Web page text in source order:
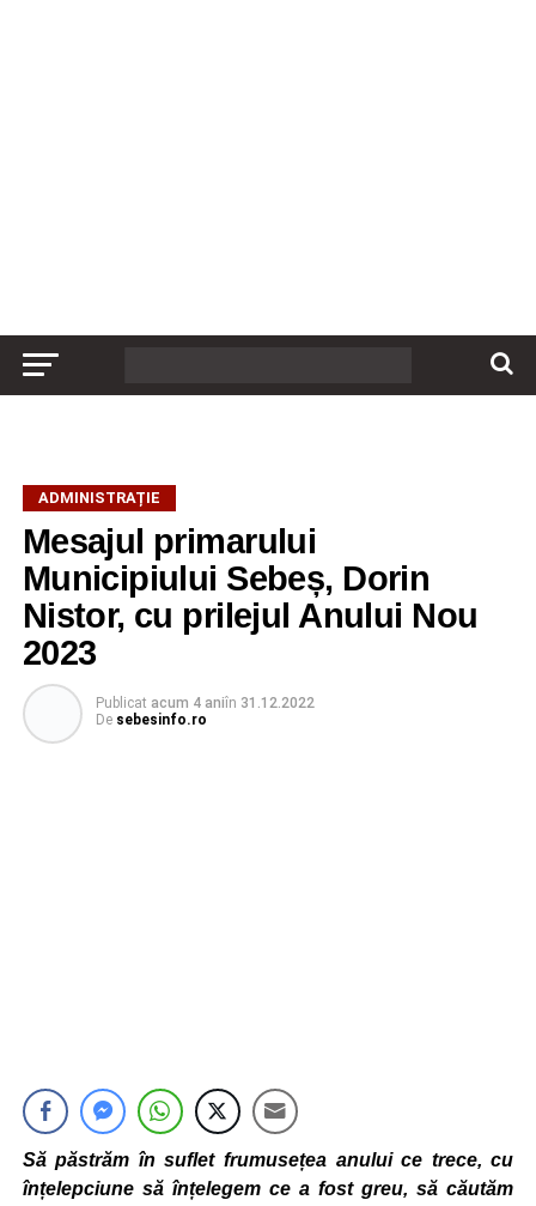
ADMINISTRAȚIE
Mesajul primarului
Municipiului Sebeș, Dorin
Nistor, cu prilejul Anului Nou
2023
Publicat acum 4 aniîn 31.12.2022
De sebesinfo.ro
Să păstrăm în suflet frumusețea anului ce trece, cu
înțelepciune să înțelegem ce a fost greu, să căutăm